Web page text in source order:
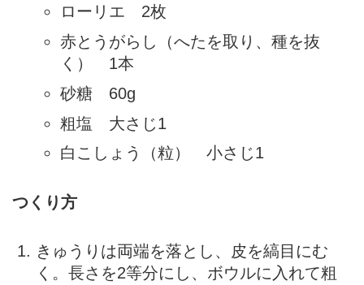
ローリエ 2枚
赤とうがらし（へたを取り、種を抜
く） 1本
砂糖 60g
粗塩 大さじ1
白こしょう（粒） 小さじ1
つくり方
きゅうりは両端を落とし、皮を縞目にむ
く。長さを2等分にし、ボウルに入れて粗